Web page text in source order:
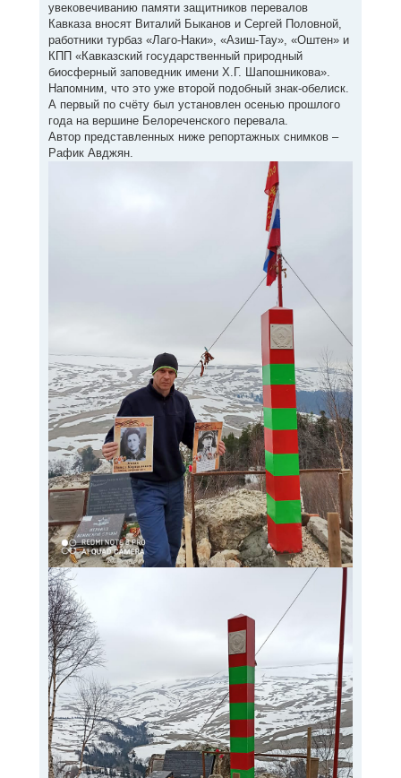
увековечиванию памяти защитников перевалов
Кавказа вносят Виталий Быканов и Сергей Половной,
работники турбаз «Лаго-Наки», «Азиш-Тау», «Оштен» и
КПП «Кавказский государственный природный
биосферный заповедник имени Х.Г. Шапошникова».
Напомним, что это уже второй подобный знак-обелиск.
А первый по счёту был установлен осенью прошлого
года на вершине Белореченского перевала.
Автор представленных ниже репортажных снимков –
Рафик Авджян.